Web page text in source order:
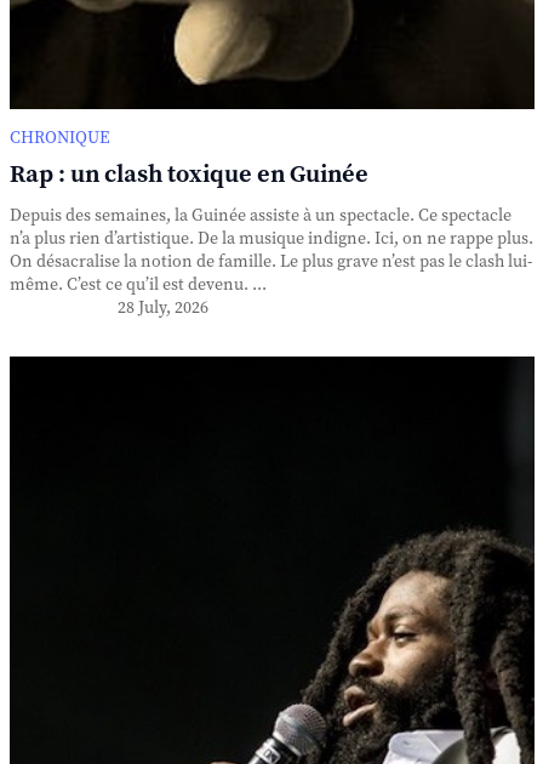
CHRONIQUE
Rap : un clash toxique en Guinée
Depuis des semaines, la Guinée assiste à un spectacle. Ce spectacle
n’a plus rien d’artistique. De la musique indigne. Ici, on ne rappe plus.
On désacralise la notion de famille. Le plus grave n’est pas le clash lui-
même. C’est ce qu’il est devenu. ...
28 July, 2026